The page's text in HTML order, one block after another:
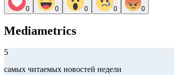
0 0 0 0 0
Mediametrics
5
самых читаемых новостей недели